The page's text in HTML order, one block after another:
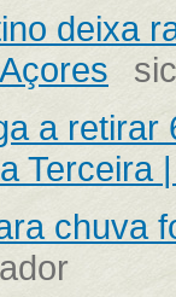
deixa
a
Terceira
chuva